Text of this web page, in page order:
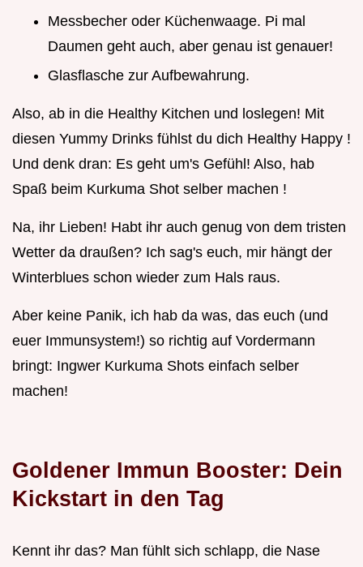
Messbecher oder Küchenwaage. Pi mal
Daumen geht auch, aber genau ist genauer!
Glasflasche zur Aufbewahrung.
Also, ab in die Healthy Kitchen und loslegen! Mit
diesen Yummy Drinks fühlst du dich Healthy Happy !
Und denk dran: Es geht um's Gefühl! Also, hab
Spaß beim Kurkuma Shot selber machen !
Na, ihr Lieben! Habt ihr auch genug von dem tristen
Wetter da draußen? Ich sag's euch, mir hängt der
Winterblues schon wieder zum Hals raus.
Aber keine Panik, ich hab da was, das euch (und
euer Immunsystem!) so richtig auf Vordermann
bringt: Ingwer Kurkuma Shots einfach selber
machen!
Goldener Immun Booster: Dein
Kickstart in den Tag
Kennt ihr das? Man fühlt sich schlapp, die Nase